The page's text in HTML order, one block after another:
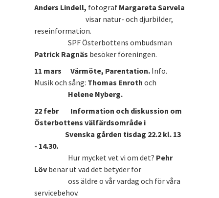
Anders Lindell, fotograf Margareta Sarvela
visar natur- och djurbilder,
reseinformation.
SPF Österbottens ombudsman
Patrick Ragnäs besöker föreningen.
11 mars Vårmöte, Parentation. Info.
Musik och sång: Thomas Enroth och
Helene Nyberg.
22 febr Information och diskussion om
Österbottens välfärdsområde i
Svenska gården tisdag 22.2 kl. 13
- 14.30.
Hur mycket vet vi om det? Pehr
Löv benar ut vad det betyder för
oss äldre o vår vardag och för våra
servicebehov.